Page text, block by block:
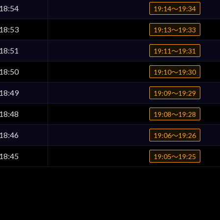
19:14〜19:34
19:13〜19:33
19:11〜19:31
19:10〜19:30
19:09〜19:29
19:08〜19:28
19:06〜19:26
19:05〜19:25